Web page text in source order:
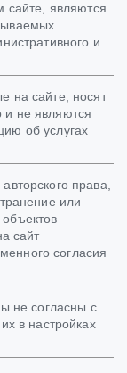
сайте, являются
и
на сайте, носят
и не являются
об услугах
права,
или
сайт
согласия
не согласны с
в настройках